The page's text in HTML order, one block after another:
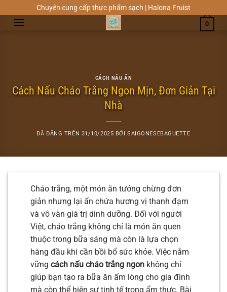
đến
Chuyên cung cấp thực phẩm sạch | Halona Fruist
0
CÁCH NẤU ĂN
Cách Nấu Cháo Trắng Ngon Mịn, Đơn Giản Tại
Nhà
ĐÃ ĐĂNG TRÊN 31/10/2025 BỞISAIGONESEBAGUETTE
Cháo trắng, một món ăn tưởng chừng đơn
giản nhưng lại ẩn chứa hương vị thanh đạm
và vô vàn giá trị dinh dưỡng. Đối với người
Việt, cháo trắng không chỉ là món ăn quen
thuộc trong bữa sáng mà còn là lựa chọn
hàng đầu khi cần bồi bổ sức khỏe. Việc nắm
vững cách nấu cháo trắng ngon không chỉ
giúp bạn tạo ra bữa ăn ấm lòng cho gia đình
mà còn thể hiện sự tinh tế trong ẩm thực. Bài